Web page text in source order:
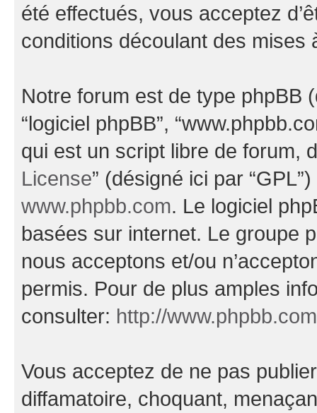
été effectués, vous acceptez
conditions découlant des mises
Notre forum est de type phpBB
“logiciel phpBB”,
qui est un script libre de forum,
License” (désigné ici par
www.phpbb.com. Le logiciel
basées sur internet. Le groupe
nous acceptons et/ou
permis. Pour de plus amples
consulter: http://
Vous acceptez de ne pas
diffamatoire, choquant,